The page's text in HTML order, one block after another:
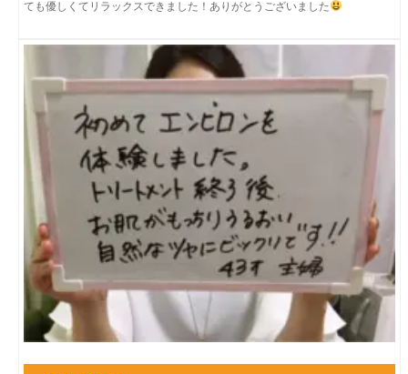
ても優しくてリラックスできました！ありがとうございました